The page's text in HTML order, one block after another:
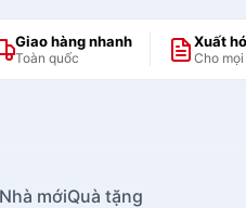
Giao hàng nhanh
Toàn quốc
Xuất
Cho
Nhà mớiQuà tặng